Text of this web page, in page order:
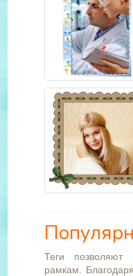
Теги позволяют
рамкам.